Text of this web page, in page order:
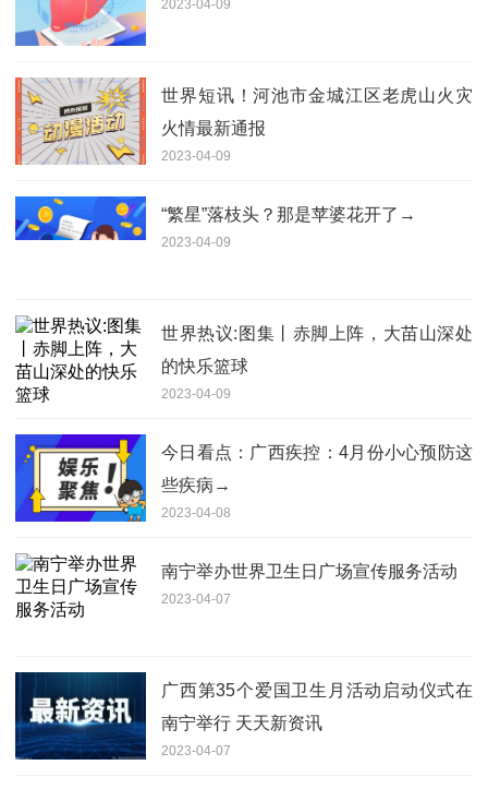
2023-04-09
世界短讯！河池市金城江区老虎山火灾
火情最新通报
2023-04-09
“繁星”落枝头？那是苹婆花开了→
2023-04-09
世界热议:图集丨赤脚上阵，大苗山深处
的快乐篮球
2023-04-09
今日看点：广西疾控：4月份小心预防这
些疾病→
2023-04-08
南宁举办世界卫生日广场宣传服务活动
2023-04-07
广西第35个爱国卫生月活动启动仪式在
南宁举行 天天新资讯
2023-04-07